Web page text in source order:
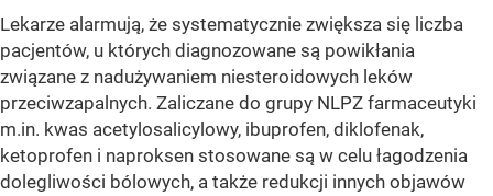
Lekarze alarmują, że systematycznie zwiększa się liczba
pacjentów, u których diagnozowane są powikłania
związane z nadużywaniem niesteroidowych leków
przeciwzapalnych. Zaliczane do grupy NLPZ farmaceutyki
m.in. kwas acetylosalicylowy, ibuprofen, diklofenak,
ketoprofen i naproksen stosowane są w celu łagodzenia
dolegliwości bólowych, a także redukcji innych objawów